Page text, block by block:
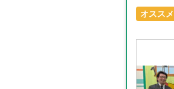
オスス